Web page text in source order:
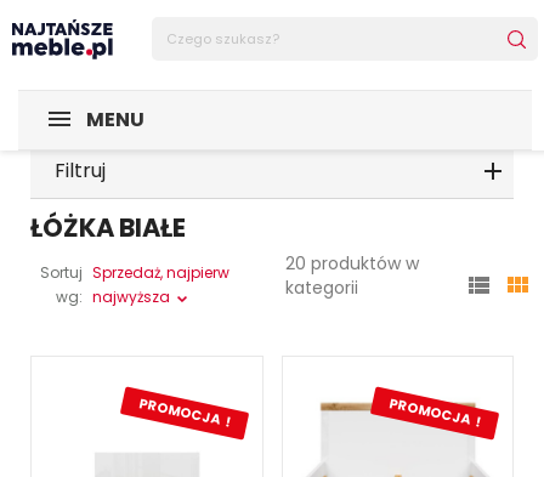
MENU
Filtruj
ŁÓŻKA BIAŁE
Sortuj
wg:
Sprzedaż, najpierw
najwyższa
20 produktów w
kategorii
 
PROMOCJA ! PROMOCJA !